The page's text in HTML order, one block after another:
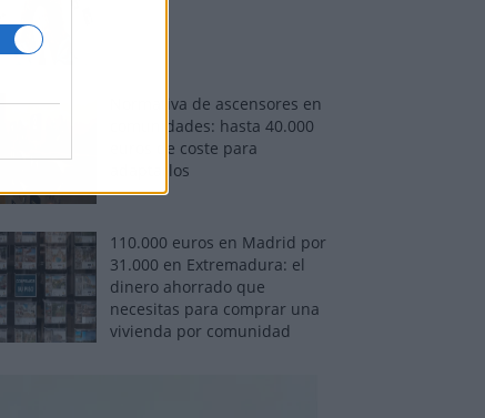
Normativa de ascensores en
comunidades: hasta 40.000
euros de coste para
adaptarlos
110.000 euros en Madrid por
31.000 en Extremadura: el
dinero ahorrado que
necesitas para comprar una
vivienda por comunidad